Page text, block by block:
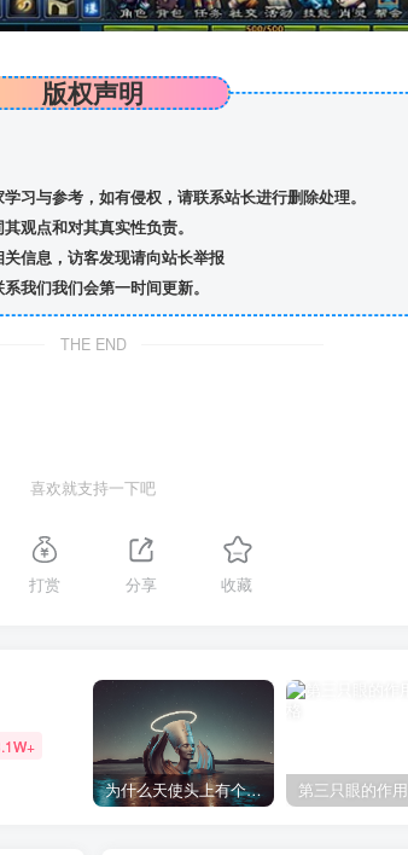
版权声明
习与参考，如有侵权，请联系站长进行删除处理。
观点和对其真实性负责。
信息，访客发现请向站长举报
我们我们会第一时间更新。
THE END
喜欢就支持一下吧
打赏 分享 收藏
为什么天使头上有个圈？ 第三只眼的作用